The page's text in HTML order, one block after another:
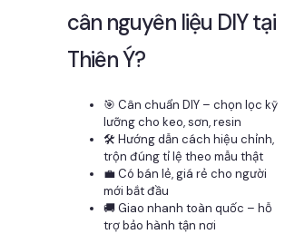
cân nguyên liệu DIY tại
Thiên Ý?
🎯 Cân chuẩn DIY – chọn lọc kỹ
lưỡng cho keo, sơn, resin
🛠️ Hướng dẫn cách hiệu chỉnh,
trộn đúng tỉ lệ theo mẫu thật
💼 Có bán lẻ, giá rẻ cho người
mới bắt đầu
🚚 Giao nhanh toàn quốc – hỗ
trợ bảo hành tận nơi